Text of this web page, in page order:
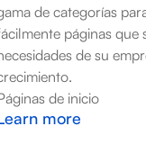
de categorías
páginas que
de su
de inicio
more